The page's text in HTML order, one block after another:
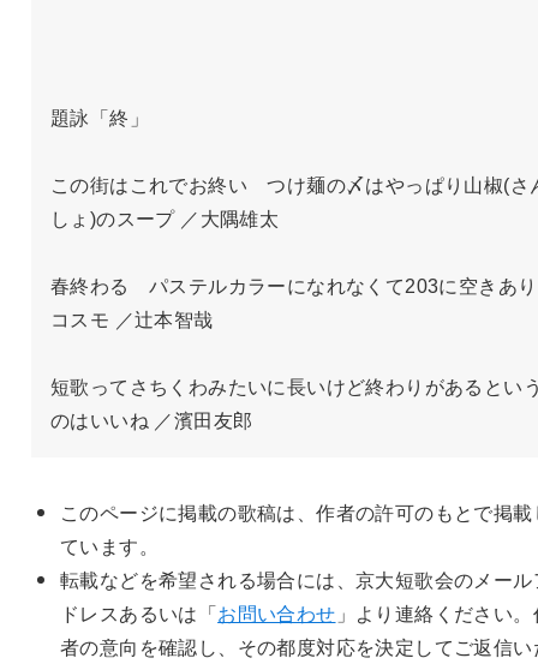
題詠「終」
この街はこれでお終い　つけ麺の〆はやっぱり山椒(さ
しょ)のスープ ／大隅雄太
春終わる　パステルカラーになれなくて203に空きあり
コスモ ／辻本智哉
短歌ってさちくわみたいに長いけど終わりがあるとい
のはいいね ／濱田友郎
このページに掲載の歌稿は、作者の許可のもとで掲載
ています。
転載などを希望される場合には、京大短歌会のメール
ドレスあるいは「お問い合わせ 」より連絡ください
者の意向を確認し、その都度対応を決定してご返信い